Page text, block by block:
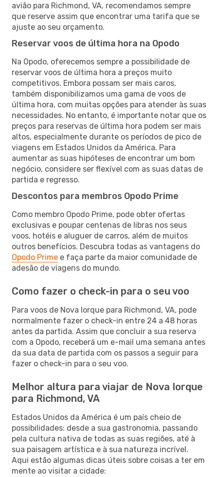
avião para Richmond, VA, recomendamos sempre
que reserve assim que encontrar uma tarifa que se
ajuste ao seu orçamento.
Reservar voos de última hora na Opodo
Na Opodo, oferecemos sempre a possibilidade de
reservar voos de última hora a preços muito
competitivos. Embora possam ser mais caros,
também disponibilizamos uma gama de voos de
última hora, com muitas opções para atender às suas
necessidades. No entanto, é importante notar que os
preços para reservas de última hora podem ser mais
altos, especialmente durante os períodos de pico de
viagens em Estados Unidos da América. Para
aumentar as suas hipóteses de encontrar um bom
negócio, considere ser flexível com as suas datas de
partida e regresso.
Descontos para membros Opodo Prime
Como membro Opodo Prime, pode obter ofertas
exclusivas e poupar centenas de libras nos seus
voos, hotéis e aluguer de carros, além de muitos
outros benefícios. Descubra todas as vantagens do
Opodo Prime e faça parte da maior comunidade de
adesão de viagens do mundo.
Como fazer o check-in para o seu voo
Para voos de Nova Iorque para Richmond, VA, pode
normalmente fazer o check-in entre 24 a 48 horas
antes da partida. Assim que concluir a sua reserva
com a Opodo, receberá um e-mail uma semana antes
da sua data de partida com os passos a seguir para
fazer o check-in para o seu voo.
Melhor altura para viajar de Nova Iorque
para Richmond, VA
Estados Unidos da América é um país cheio de
possibilidades: desde a sua gastronomia, passando
pela cultura nativa de todas as suas regiões, até à
sua paisagem artística e à sua natureza incrível.
Aqui estão algumas dicas úteis sobre coisas a ter em
mente ao visitar a cidade: